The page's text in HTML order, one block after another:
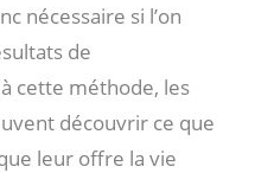
nécessaire si l’on
de
cette méthode, les
découvrir ce que
leur offre la vie